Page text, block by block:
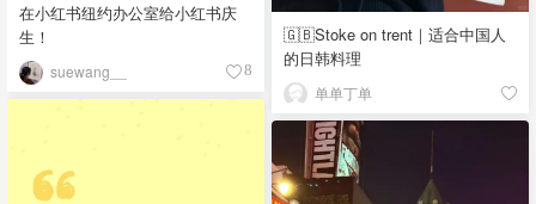
在小红书纽约办公室给小红书庆
生！
suewang__ 8
🇬🇧Stoke on trent｜适合中国人
的日韩料理
单单丁单